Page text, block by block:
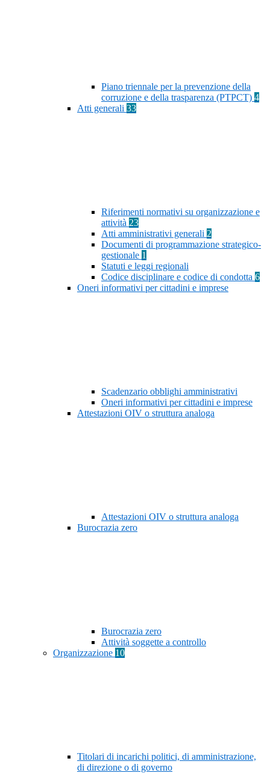
Piano triennale per la prevenzione della
corruzione e della trasparenza (PTPCT) 4
Atti generali 33
Riferimenti normativi su organizzazione e
attività 23
Atti amministrativi generali 2
Documenti di programmazione strategico-
gestionale 1
Statuti e leggi regionali
Codice disciplinare e codice di condotta 6
Oneri informativi per cittadini e imprese
Scadenzario obblighi amministrativi
Oneri informativi per cittadini e imprese
Attestazioni OIV o struttura analoga
Attestazioni OIV o struttura analoga
Burocrazia zero
Burocrazia zero
Attività soggette a controllo
Organizzazione 10
Titolari di incarichi politici, di amministrazione,
di direzione o di governo